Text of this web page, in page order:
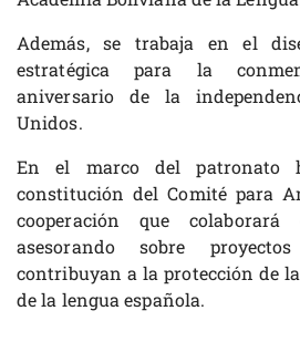
Además, se trabaja en el
estratégica para la
aniversario de la
Unidos.
En el marco del patronato
constitución del Comité para
cooperación que
asesorando sobre
contribuyan a la protección de
de la lengua española.